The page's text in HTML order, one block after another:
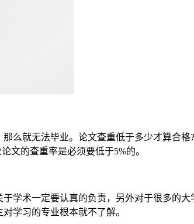
么就无法毕业。论文查重低于多少才算合
文的查重率是必须要低于5%的。
学术一定要认真的负责，另外对于很多的
学习的专业根本就不了解。